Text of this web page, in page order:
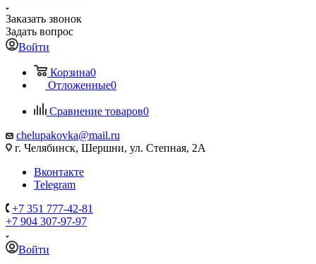
Заказать звонок
Задать вопрос
Войти
Корзина0
Отложенные0
Сравнение товаров0
chelupakovka@mail.ru
г. Челябинск, Шершни, ул. Степная, 2А
Вконтакте
Telegram
+7 351 777-42-81
+7 904 307-97-97
Войти